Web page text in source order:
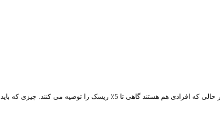
یکی از محبوب ترین بحث ها در معامله گری همیشه این است که یک تریدر چقدر باید در هر معامله ریسک کند. بسیاری با استاندارد 1٪ تا 2٪ پیش می روند، در حالی که افرادی هم هستند گاهی تا 5٪ ریسک را توصیه می کنند. چیزی که باید